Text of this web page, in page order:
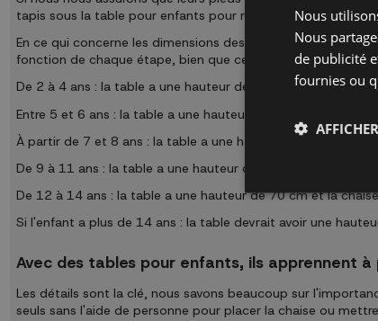
tapis sous la table pour enfants pour rendre cette zone
En ce qui concerne les dimensions des tables pour
fonction de chaque étape, bien que cela soit indicatif car
De 2 à 4 ans : la table a une hauteur de 46 cm et la chaise
Entre 5 et 6 ans : la table a une hauteur de 54 cm et la
À partir de 7 et 8 ans : la table a une hauteur de 60 cm et la
De 9 à 11 ans : la table a une hauteur de 65 cm et la chaise
De 12 à 14 ans : la table a une hauteur de 70 cm et la
Si l'enfant a plus de 14 ans : la table devrait avoir une
Avec des tables pour enfants, ils apprennent
Les détails sont la clé, nous savons beaucoup sur
seuls sans l'aide de personne pour placer la chaise ou
Nous
Nous
de publicité
fournies ou